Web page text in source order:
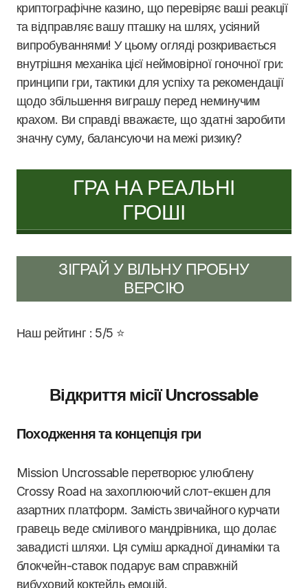
криптографічне казино, що перевіряє ваші реакції
та відправляє вашу пташку на шлях, усіяний
випробуваннями! У цьому огляді розкривається
внутрішня механіка цієї неймовірної гоночної гри:
принципи гри, тактики для успіху та рекомендації
щодо збільшення виграшу перед неминучим
крахом. Ви справді вважаєте, що здатні заробити
значну суму, балансуючи на межі ризику?
ГРА НА РЕАЛЬНІ
ГРОШІ
ЗІГРАЙ У ВІЛЬНУ ПРОБНУ
ВЕРСІЮ
Наш рейтинг : 5/5 ⭐
Відкриття місії Uncrossable
Походження та концепція гри
Mission Uncrossable перетворює улюблену
Crossy Road на захоплюючий слот-екшен для
азартних платформ. Замість звичайного курчати
гравець веде сміливого мандрівника, що долає
завадисті шляхи. Ця суміш аркадної динаміки та
блокчейн-ставок подарує вам справжній
вибуховий коктейль емоцій.